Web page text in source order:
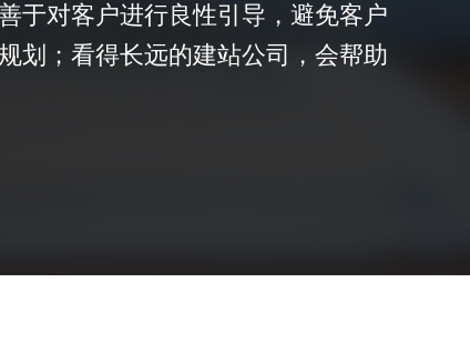
于对客户进行良性引导，避免客户
划；看得长远的建站公司，会帮助